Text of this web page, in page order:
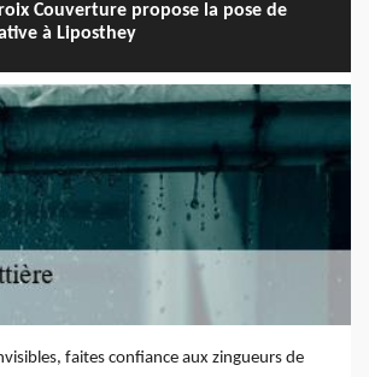
Couverture propose la pose de
à Liposthey
faites confiance aux zingueurs de